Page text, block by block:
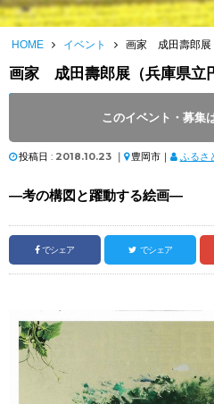
HOME イベント 画家 成田壽郎展
画家 成田壽郎展（兵庫県立
このイベント・募集
開催時間 : 9:00 ～ 17:00
投稿日 : 2018.10.23 ｜ 豊岡市｜ ふるさ
―考の構図と躍動する絵画―
でシェア でシェア